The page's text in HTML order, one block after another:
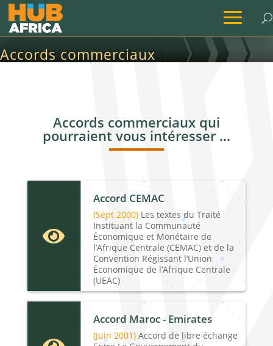
Accords commerciaux
Accords commerciaux qui
pourraient vous intéresser …

Accord CEMAC
(Sept 2000)Les textes du Traité
Instituant la Communauté
Économique et Monétaire de
l’Afrique Centrale (CEMAC) et de la
Convention Régissant l’Union
Économique de l’Afrique Centrale
(UEAC)
Accord Maroc - Emirates
(Juin 2001)Accord de libre échange